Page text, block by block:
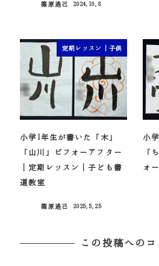
篠原遙己
2024.10.8
定期レッスン｜子供
小学1年生が書いた「木」
「山川」ビフォーアフター
｜定期レッスン｜子ども書
道教室
篠原遙己
2025.5.25
小
「
ォ
この投稿へのコ